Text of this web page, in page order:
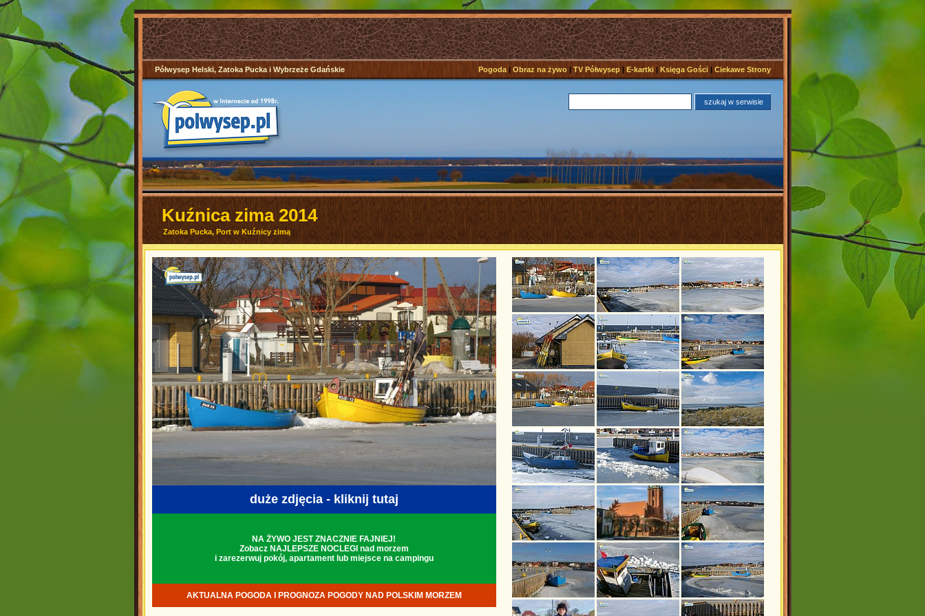
Pogoda| Obraz na żywo| TV Półwysep| E-kartki| Księga Gości| Ciekawe Strony
Półwysep Helski, Zatoka Pucka i Wybrzeże Gdańskie
Kuźnica zima 2014
Zatoka Pucka, Port w Kuźnicy zimą
duże zdjęcia - kliknij tutaj
NA ŻYWO JEST ZNACZNIE FAJNIEJ!
Zobacz NAJLEPSZE NOCLEGI nad morzem
i zarezerwuj pokój, apartament lub miejsce na campingu
AKTUALNA POGODA I PROGNOZA POGODY NAD POLSKIM MORZEM